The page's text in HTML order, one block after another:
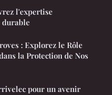
l'expertise
: Explorez le Rôle
la Protection de Nos
pour un avenir